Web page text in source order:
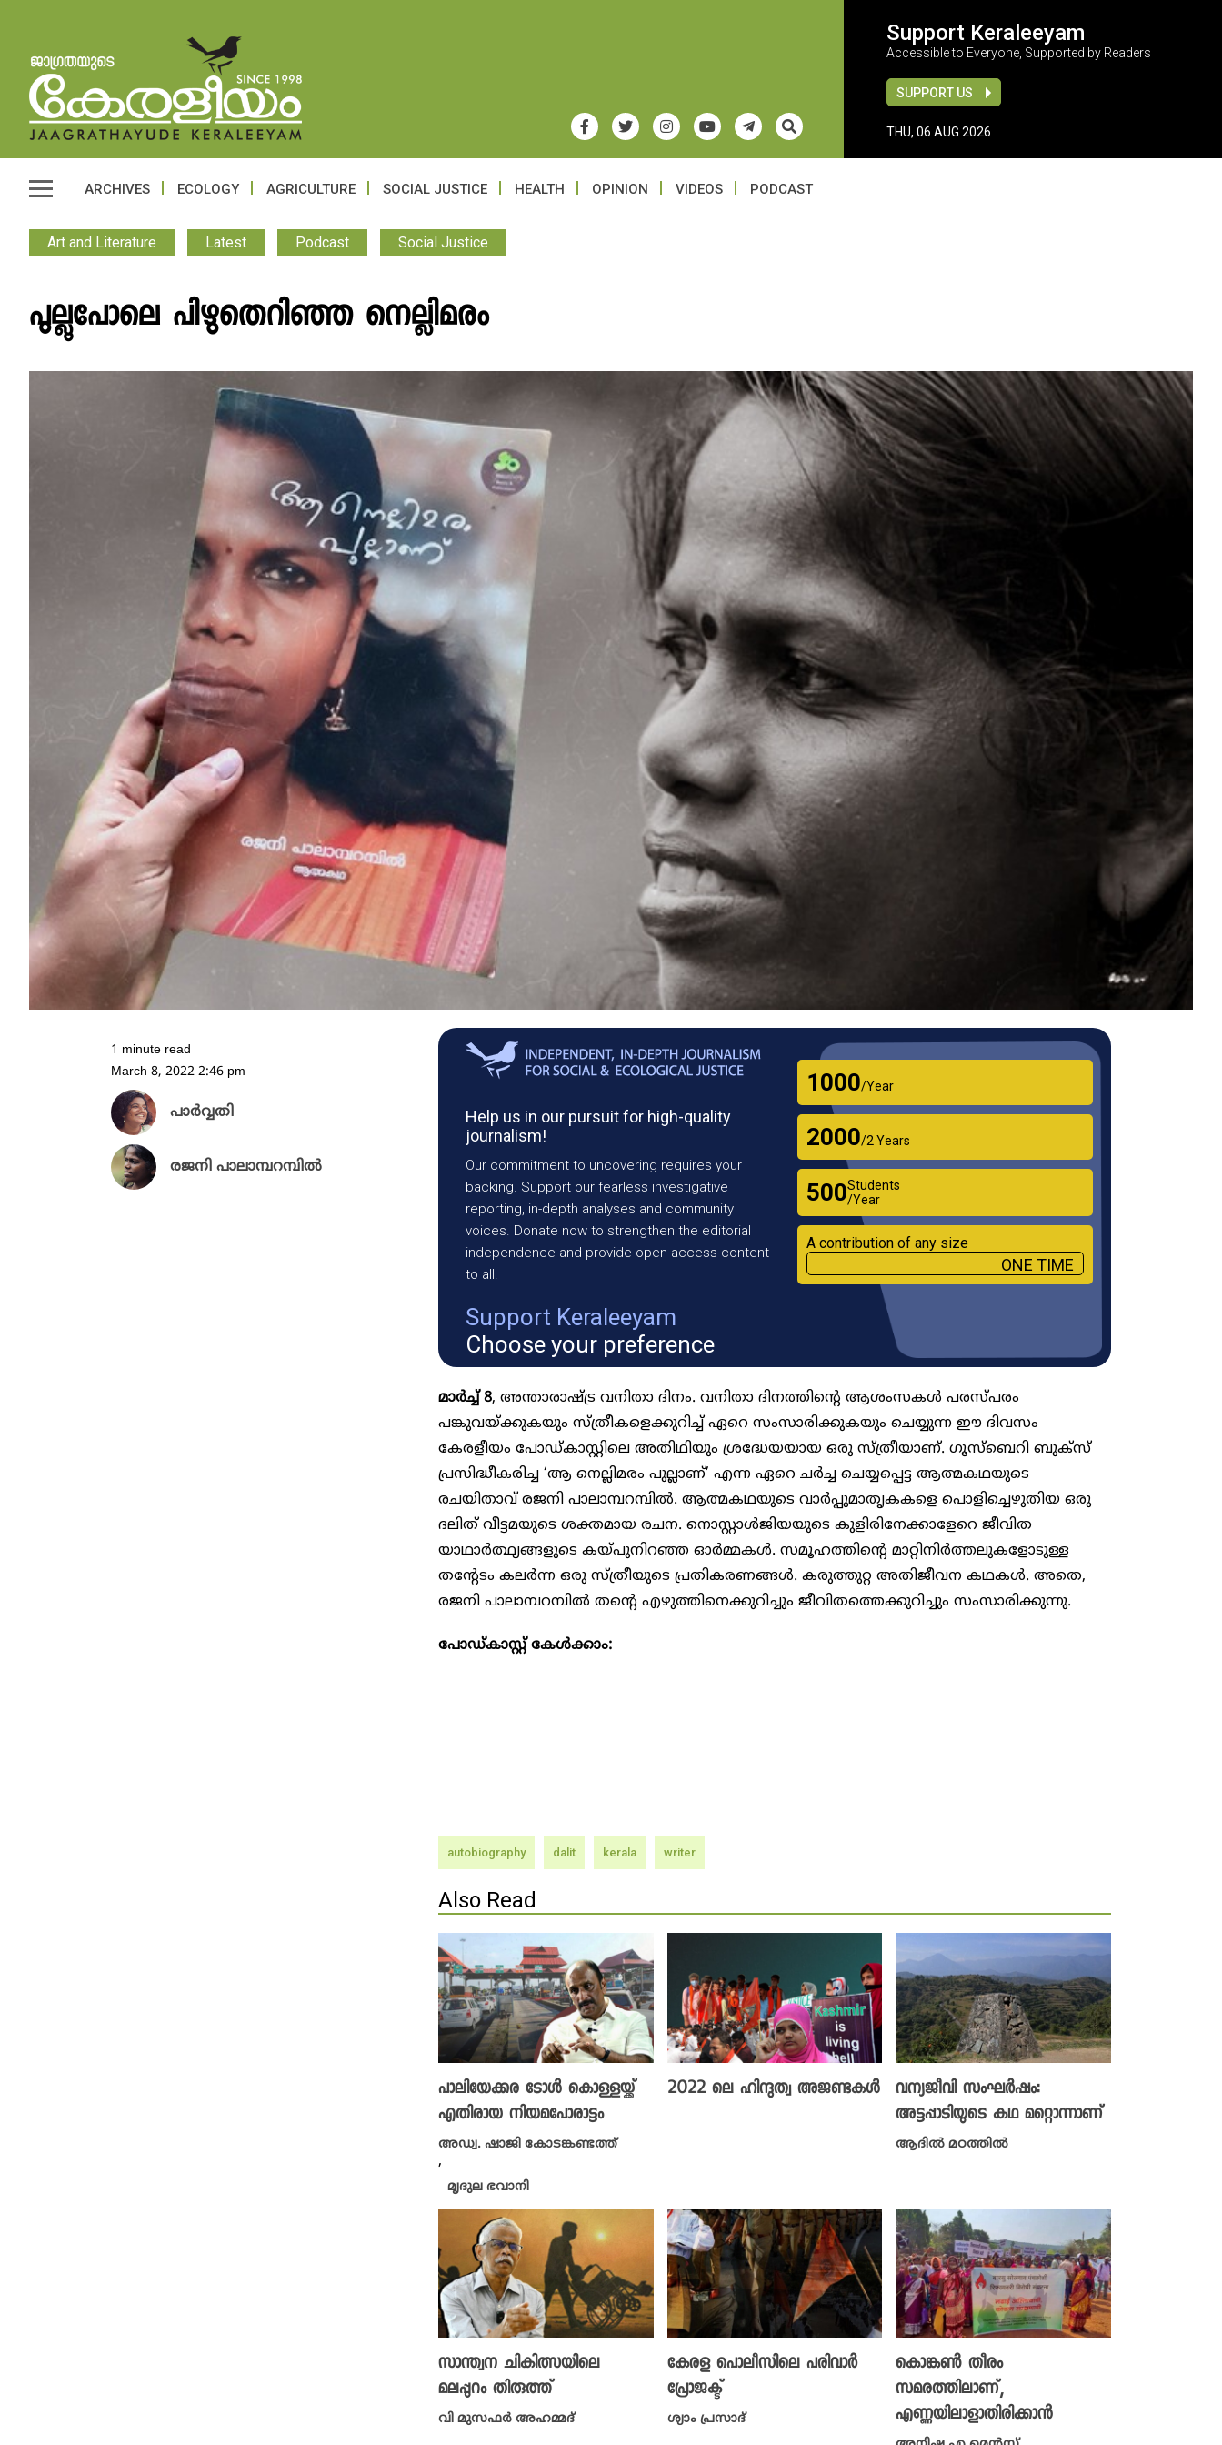
Support Keraleeyam
Accessible to Everyone, Supported by Readers
SUPPORT US
THU, 06 AUG 2026
ARCHIVES ECOLOGY AGRICULTURE SOCIAL JUSTICE HEALTH OPINION VIDEOS PODCAST
Art and Literature Latest Podcast Social Justice
പുല്ലുപോലെ പിഴുതെറിഞ്ഞ നെല്ലിമരം
Help us in our pursuit for high-quality
journalism!
Our commitment to uncovering requires your
backing. Support our fearless investigative
reporting, in-depth analyses and community
voices. Donate now to strengthen the editorial
independence and provide open access content
to all.
Support Keraleeyam
Choose your preference
₹1000/Year
₹2000/2 Years
₹500Students
/Year
A contribution of any size
ONE TIME
മാർച്ച് 8, അന്താരാഷ്ട്ര വനിതാ ദിനം. വനിതാ ദിനത്തിന്റെ ആശംസകൾ പരസ്പരം
പങ്കുവയ്ക്കുകയും സ്ത്രീകളെക്കുറിച്ച് ഏറെ സംസാരിക്കുകയും ചെയ്യുന്ന ഈ ദിവസം
കേരളീയം പോഡ്കാസ്റ്റിലെ അതിഥിയും ശ്രദ്ധേയയായ ഒരു സ്ത്രീയാണ്. ഗൂസ്ബെറി ബുക്സ്
പ്രസിദ്ധീകരിച്ച ‘ആ നെല്ലിമരം പുല്ലാണ്’ എന്ന ഏറെ ചർച്ച ചെയ്യപ്പെട്ട ആത്മകഥയുടെ
രചയിതാവ് രജനി പാലാമ്പറമ്പിൽ. ആത്മകഥയുടെ വാർപ്പുമാതൃകകളെ പൊളിച്ചെഴുതിയ ഒരു
ദലിത് വീട്ടമയുടെ ശക്തമായ രചന. നൊസ്റ്റാൾജിയയുടെ കുളിരിനേക്കാളേറെ ജീവിത
യാഥാർത്ഥ്യങ്ങളുടെ കയ്പുനിറഞ്ഞ ഓർമ്മകൾ. സമൂഹത്തിന്റെ മാറ്റിനിർത്തലുകളോടുള്ള
തന്റേടം കലർന്ന ഒരു സ്ത്രീയുടെ പ്രതികരണങ്ങൾ. കരുത്തുറ്റ അതിജീവന കഥകൾ. അതെ,
രജനി പാലാമ്പറമ്പിൽ തന്റെ എഴുത്തിനെക്കുറിച്ചും ജീവിതത്തെക്കുറിച്ചും സംസാരിക്കുന്നു.
പോഡ്കാസ്റ്റ് കേൾക്കാം:
autobiography dalit kerala writer
Also Read
പാലിയേക്കര ടോൾ കൊള്ളയ്ക്ക്
എതിരായ നിയമപോരാട്ടം
അഡ്വ. ഷാജി കോടങ്കണ്ടത്ത്
,
മൃദുല ഭവാനി
2022 ലെ ഹിന്ദുത്വ അജണ്ടകൾ
വന്യജീവി സംഘർഷം:
അട്ടപ്പാടിയുടെ കഥ മറ്റൊന്നാണ്
ആദിൽ മഠത്തിൽ
സാന്ത്വന ചികിത്സയിലെ
മലപ്പുറം തിരുത്ത്
വി മുസഫർ അഹമ്മദ്
കേരള പൊലീസിലെ പരിവാർ
പ്രോജക്ട്
ശ്യാം പ്രസാദ്
കൊങ്കൺ തീരം
സമരത്തിലാണ്,
എണ്ണയിലാളാതിരിക്കാൻ
1 minute read
March 8, 2022 2:46 pm
പാർവ്വതി
രജനി പാലാമ്പറമ്പിൽ